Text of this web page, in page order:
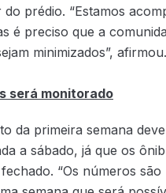
prédio. “Estamos
é preciso que a
minimizados”, afirmou.
será monitorado
da primeira semana
a sábado, já que os
“Os números